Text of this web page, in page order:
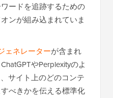
ードを追跡するための
ンが組み込まれていま
ェネレーターが含まれ
やPerplexityのよ
サイト上のどのコンテ
べきかを伝える標準化